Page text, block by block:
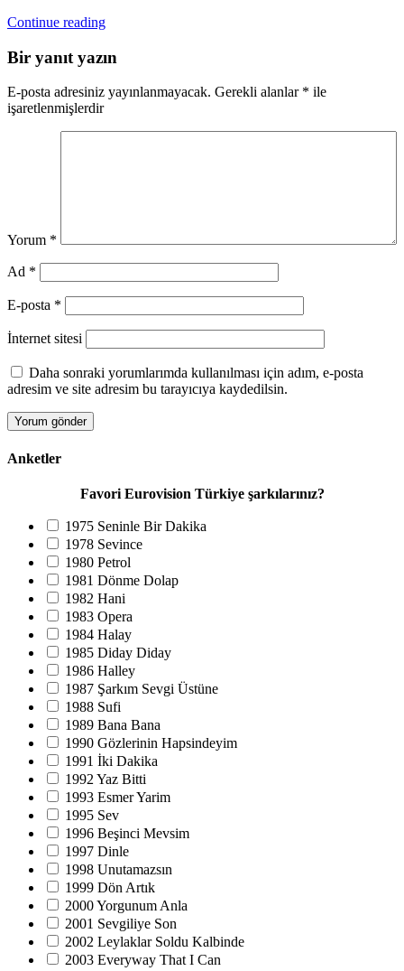
Continue reading
Bir yanıt yazın
E-posta adresiniz yayınlanmayacak. Gerekli alanlar * ile
işaretlenmişlerdir
Yorum *
Ad *
E-posta *
İnternet sitesi
Daha sonraki yorumlarımda kullanılması için adım, e-posta
adresim ve site adresim bu tarayıcıya kaydedilsin.
Anketler
Favori Eurovision Türkiye şarkılarınız?
1975 Seninle Bir Dakika
1978 Sevince
1980 Petrol
1981 Dönme Dolap
1982 Hani
1983 Opera
1984 Halay
1985 Diday Diday
1986 Halley
1987 Şarkım Sevgi Üstüne
1988 Sufi
1989 Bana Bana
1990 Gözlerinin Hapsindeyim
1991 İki Dakika
1992 Yaz Bitti
1993 Esmer Yarim
1995 Sev
1996 Beşinci Mevsim
1997 Dinle
1998 Unutamazsın
1999 Dön Artık
2000 Yorgunum Anla
2001 Sevgiliye Son
2002 Leylaklar Soldu Kalbinde
2003 Everyway That I Can